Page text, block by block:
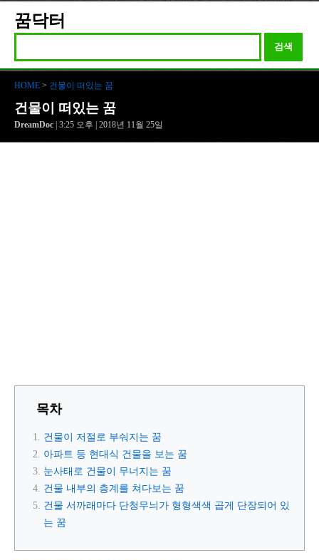
꿈닥터
검색
HOME > 건물이 떠있는 꿈
건물이 떠있는 꿈
DreamDoc | 3:25 오후 | 2018년 11월 25일
목차
건물이 저절로 부숴지는 꿈
아파트 등 현대식 건물을 보는 꿈
눈사태로 건물이 무너지는 꿈
건물 내부의 층계를 쳐다보는 꿈
건물 서까래마다 단청무늬가 형형색색 곱게 단장되어 있
는 꿈